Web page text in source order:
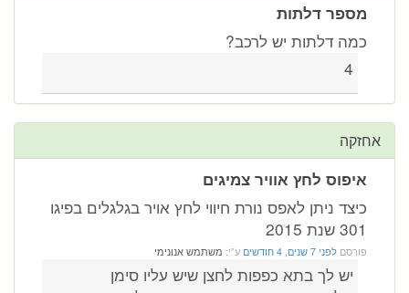
מספר דלתות
כמה דלתות יש לרכב?
4
אחזקה
איפוס לחץ אוויר צמיגים
כיצד ניתן לאפס נורת חיווי לחץ אויר בגלגלים בפיגו
301 שנת 2015
פורסם לפני 7 שנים, 4 חודשים ע"י: משתמש אנונימי
יש לך בתא כפפות לחצן שיש עליו סימן